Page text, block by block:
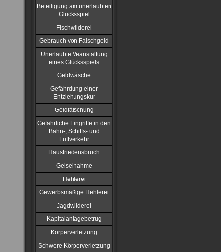
Beteiligung am unerlaubten
Glücksspiel
Fischwilderei
Gebrauch von Falschgeld
Unerlaubte Veanstaltung
eines Glücksspiels
Geldwäsche
Gefährdung einer
Entziehungskur
Geldfälschung
Gefährliche Eingriffe in den
Bahn-, Schiffs- und
Luftverkehr
Hausfriedensbruch
Geiselnahme
Hehlerei
Gewerbsmäßige Hehlerei
Jagdwilderei
Kapitalanlagebetrug
Körperverletzung
Schwere Körperverletzung